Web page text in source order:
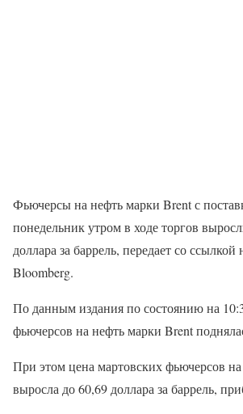
Фьючерсы на нефть марки Brent с
понедельник утром в ходе торгов
доллара за баррель, передает со
Bloomberg.
По данным издания по состоянию на
фьючерсов на нефть марки Brent
При этом цена мартовских фьючерсов
выросла до 60,69 доллара за баррель,